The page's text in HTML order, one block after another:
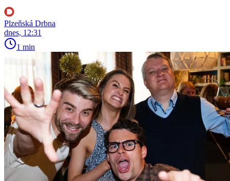
Plzeňská Drbna
dnes, 12:31
1 min